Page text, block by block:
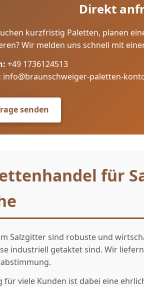
Direkt
kurzfristig Paletten, planen
Wir melden uns schnell mit
+49 1736124513
info@braunschweiger-paletten-
senden
für
Salzgitter sind robuste und
industriell getaktet sind. Wir
für viele Kunden ist dabei eine